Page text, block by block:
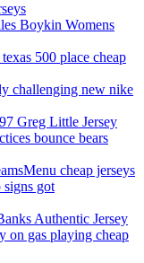
Boykin Womens
500 place cheap
challenging new nike
Greg Little Jersey
bounce bears
cheap jerseys
signs got
Authentic Jersey
on gas playing cheap